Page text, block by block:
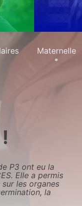
Maternelle
P3 ont eu la
Elle a permis
les organes
la